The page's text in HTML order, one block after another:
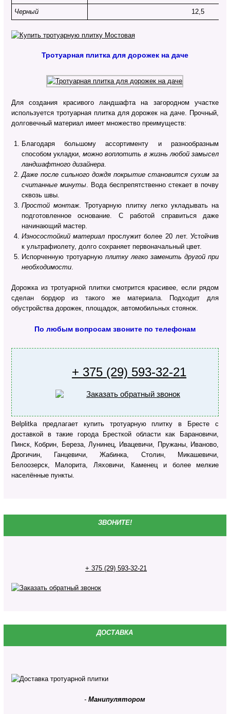
Черный 12,5
Тротуарная плитка для дорожек на даче
Для создания красивого ландшафта на загородном участке
используется тротуарная плитка для дорожек на даче. Прочный,
долговечный материал имеет множество преимуществ:
Благодаря большому ассортименту и разнообразным
способом укладки,можно воплотить в жизнь любой замысел
ландшафтного дизайнера.
Даже после сильного дождя покрытие становится сухим за
считанные минуты. Вода беспрепятственно стекает в почву
сквозь швы.
Простой монтаж. Тротуарную плитку легко укладывать на
подготовленное основание. С работой справиться даже
начинающий мастер.
Износостойкий материал прослужит более 20 лет. Устойчив
к ультрафиолету, долго сохраняет первоначальный цвет.
Испорченную тротуарную плитку легко заменить другой при
необходимости.
Дорожка из тротуарной плитки смотрится красивее, если рядом
сделан бордюр из такого же материала. Подходит для
обустройства дорожек, площадок, автомобильных стоянок.
По любым вопросам звоните по телефонам
+ 375 (29) 593-32-21
Belplitka предлагает купить тротуарную плитку в Бресте с
доставкой в такие города Бресткой области как Барановичи,
Пинск, Кобрин, Береза, Лунинец, Ивацевичи, Пружаны, Иваново,
Дрогичин, Ганцевичи, Жабинка, Столин, Микашевичи,
Белоозерск, Малорита, Ляховичи, Каменец и более мелкие
населённые пункты.
ЗВОНИТЕ!
+ 375 (29) 593-32-21
ДОСТАВКА
-Манипулятором